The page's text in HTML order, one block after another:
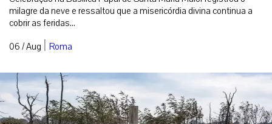
milagre da neve e ressaltou que a misericórdia divina continua a
cobrir as feridas...
06 / Aug | Roma